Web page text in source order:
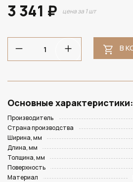
3 341 ₽ цена за 1 шт
В
Основные характеристики:
Производитель
Страна производства
Ширина, мм
Длина, мм
Толщина, мм
Поверхность
Материал